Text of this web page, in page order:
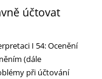
účtovat
I 54: Ocenění
(dále
při účtování